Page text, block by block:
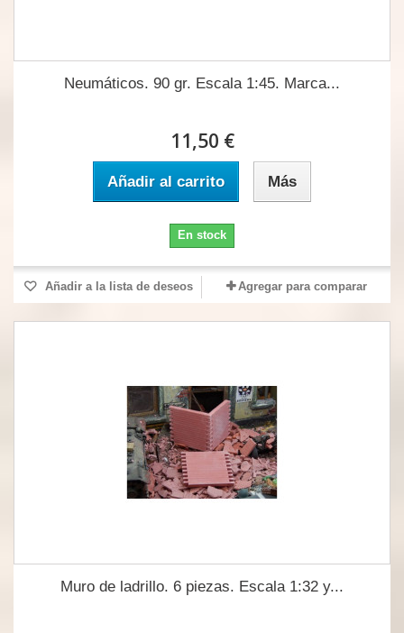
Neumáticos. 90 gr. Escala 1:45. Marca...
11,50 €
Añadir al carrito Más
En stock
Añadir a la lista de deseos Agregar para comparar
Muro de ladrillo. 6 piezas. Escala 1:32 y...